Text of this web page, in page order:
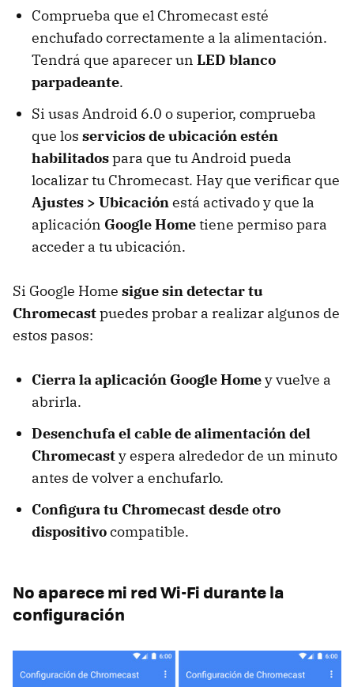
Comprueba que el Chromecast esté
enchufado correctamente a la alimentación.
Tendrá que aparecer un LED blanco
parpadeante.
Si usas Android 6.0 o superior, comprueba
que los servicios de ubicación estén
habilitadospara que tu Android pueda
localizar tu Chromecast. Hay que verificar que
Ajustes > Ubicaciónestá activado y que la
aplicación Google Hometiene permiso para
acceder a tu ubicación.
Si Google Home sigue sin detectar tu
Chromecastpuedes probar a realizar algunos de
estos pasos:
Cierra la aplicación Google Homey vuelve a
abrirla.
Desenchufa el cable de alimentación del
Chromecasty espera alrededor de un minuto
antes de volver a enchufarlo.
Configura tu Chromecast desde otro
dispositivocompatible.
No aparece mi red Wi-Fi durante la
configuración